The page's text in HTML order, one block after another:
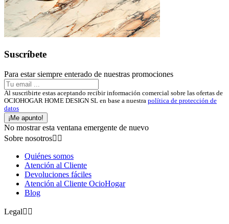
Suscríbete
Para estar siempre enterado de nuestras promociones
Al suscribirte estas aceptando recibir información comercial sobre las ofertas de
OCIOHOGAR HOME DESIGN SL en base a nuestra política de protección de
datos
¡Me apunto!
No mostrar esta ventana emergente de nuevo
Sobre nosotros 
Quiénes somos
Atención al Cliente
Devoluciones fáciles
Atención al Cliente OcioHogar
Blog
Legal 